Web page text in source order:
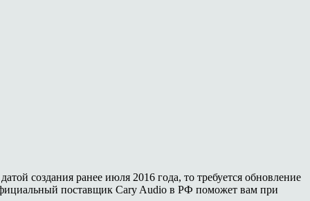
создания ранее июля 2016 года, то требуется обновление
поставщик Cary Audio в РФ поможет вам при